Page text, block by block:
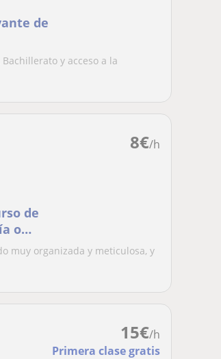
de
y acceso a la
8€/h
de
o
muy organizada y meticulosa, y
15€/h
Primera clase gratis